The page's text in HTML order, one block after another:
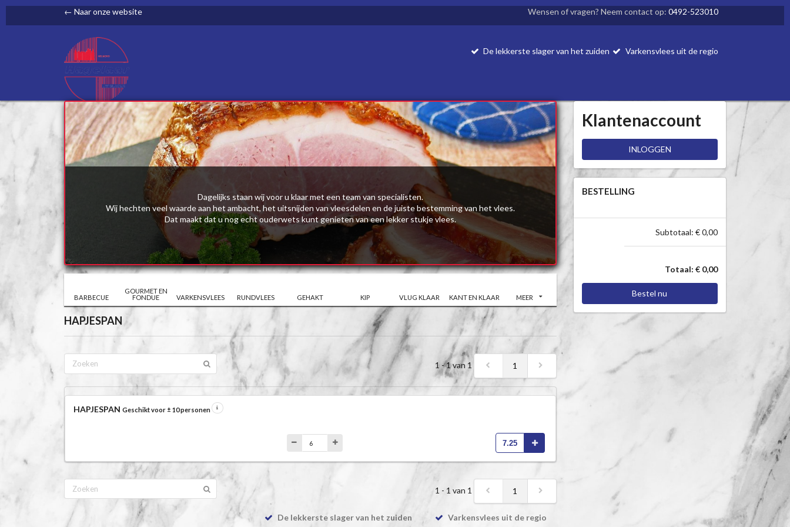
← Naar onze website Wensen of vragen? Neem contact op: 0492-523010
De lekkerste slager van het zuiden Varkensvlees uit de regio
Dagelijks staan wij voor u klaar met een team van specialisten.
Wij hechten veel waarde aan het ambacht, het uitsnijden van vleesdelen en de juiste bestemming van het vlees.
Dat maakt dat u nog echt ouderwets kunt genieten van een lekker stukje vlees.
BARBECUE
GOURMET EN
FONDUE
VARKENSVLEES RUNDVLEES GEHAKT KIP VLUG KLAAR KANT EN KLAAR MEER
HAPJESPAN
1 - 1 van 1 1
HAPJESPAN Geschikt voor ± 10 personen
7.25
1 - 1 van 1 1
Klantenaccount
INLOGGEN
BESTELLING
Subtotaal: € 0,00
Totaal: € 0,00
Bestel nu
De lekkerste slager van het zuiden Varkensvlees uit de regio